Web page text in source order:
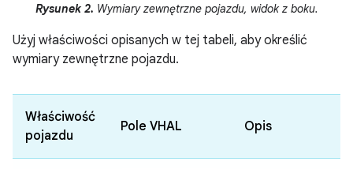
Rysunek 2. Wymiary zewnętrzne pojazdu, widok z boku.
Użyj właściwości opisanych w tej tabeli, aby określić
wymiary zewnętrzne pojazdu.
Właściwość
pojazdu
Pole VHAL Opis